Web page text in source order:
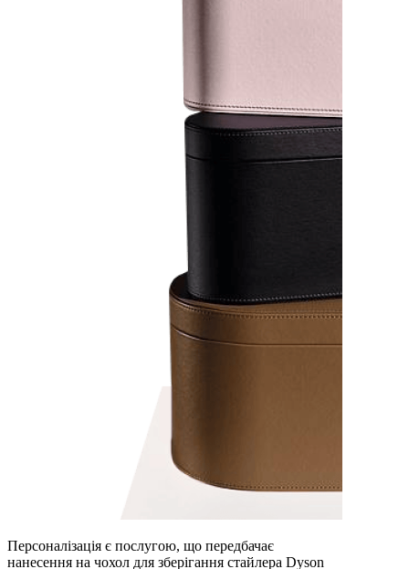
Персоналізація є послугою, що передбачає
нанесення на чохол для зберігання стайлера Dyson